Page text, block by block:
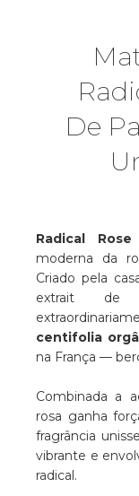
De
Radical Rose
moderna da
Criado pela
extrait de
centifolia
na França —
Combinada a
rosa ganha
fragrância
vibrante e
radical.